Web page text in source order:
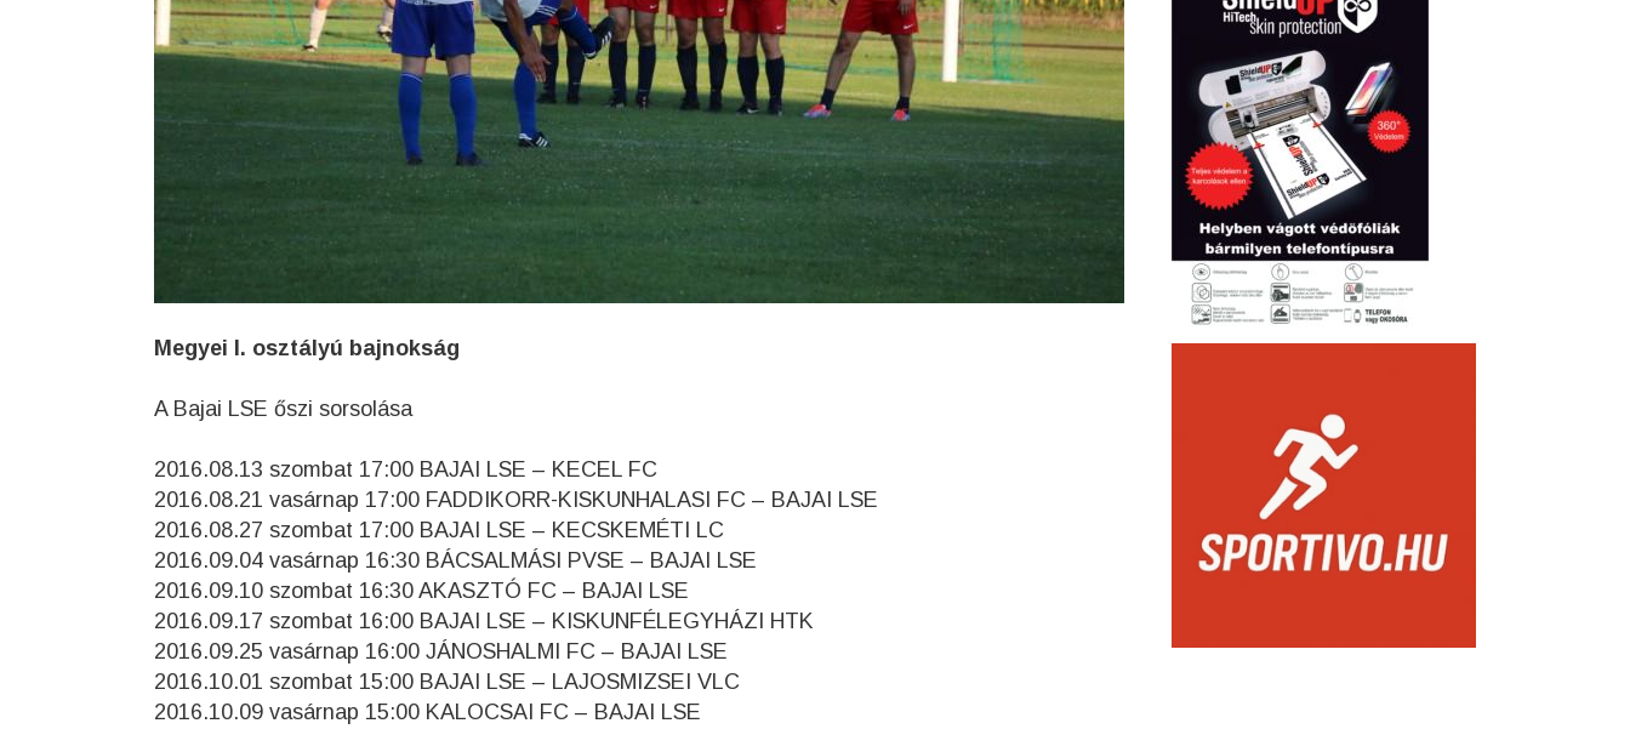
Megyei I. osztályú bajnokság
A Bajai LSE őszi sorsolása
2016.08.13 szombat 17:00 BAJAI LSE – KECEL FC
2016.08.21 vasárnap 17:00 FADDIKORR-KISKUNHALASI FC – BAJAI LSE
2016.08.27 szombat 17:00 BAJAI LSE – KECSKEMÉTI LC
2016.09.04 vasárnap 16:30 BÁCSALMÁSI PVSE – BAJAI LSE
2016.09.10 szombat 16:30 AKASZTÓ FC – BAJAI LSE
2016.09.17 szombat 16:00 BAJAI LSE – KISKUNFÉLEGYHÁZI HTK
2016.09.25 vasárnap 16:00 JÁNOSHALMI FC – BAJAI LSE
2016.10.01 szombat 15:00 BAJAI LSE – LAJOSMIZSEI VLC
2016.10.09 vasárnap 15:00 KALOCSAI FC – BAJAI LSE